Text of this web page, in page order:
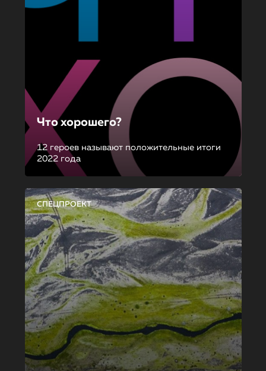
Что хорошего?
12 героев называют положительные итоги
2022 года
СПЕЦПРОЕКТ